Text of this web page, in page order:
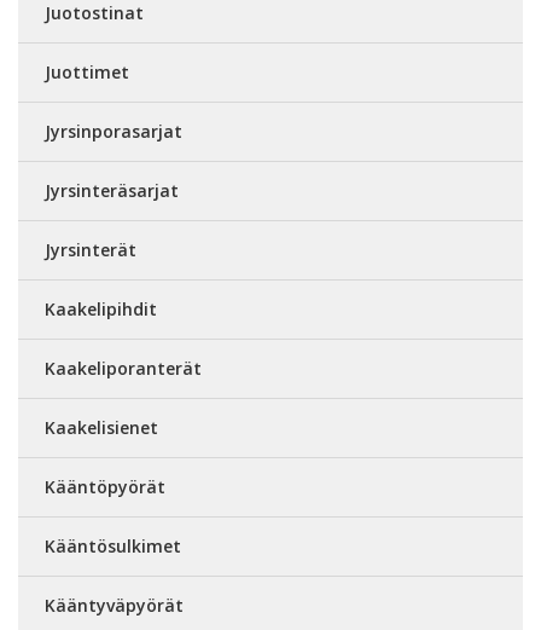
Juotostinat
Juottimet
Jyrsinporasarjat
Jyrsinteräsarjat
Jyrsinterät
Kaakelipihdit
Kaakeliporanterät
Kaakelisienet
Kääntöpyörät
Kääntösulkimet
Kääntyväpyörät